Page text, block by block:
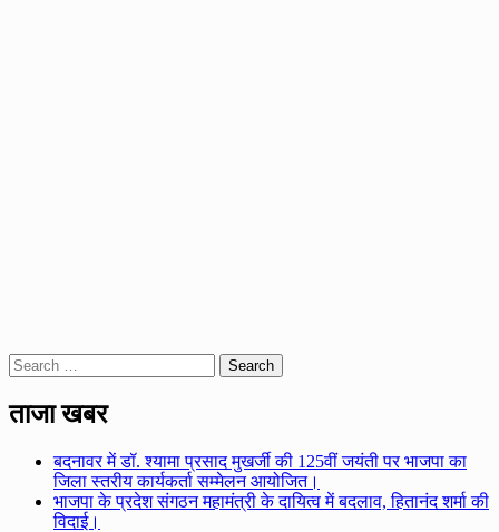
Search
for:
ताजा खबर
बदनावर में डॉ. श्यामा प्रसाद मुखर्जी की 125वीं जयंती पर भाजपा का
जिला स्तरीय कार्यकर्ता सम्मेलन आयोजित।
भाजपा के प्रदेश संगठन महामंत्री के दायित्व में बदलाव, हितानंद शर्मा की
विदाई।